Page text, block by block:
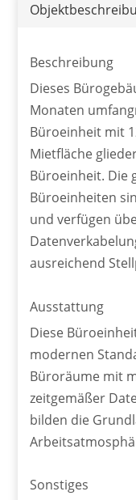
Beschreibung
Dieses
Monaten
Büroeinheit mit
Mietfläche
Büroeinheit. Die
Büroeinheiten
und verfügen
ausreichend
Ausstattung
Diese
modernen
Büroräume mit
zeitgemäßer
bilden die
Sonstiges